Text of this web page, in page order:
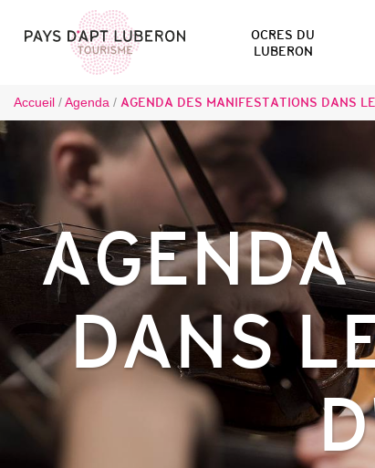
OCRES DU
LUBERON
Accueil /Agenda / AGENDA DES MANIFESTATIONS DANS
AGENDA
DANS